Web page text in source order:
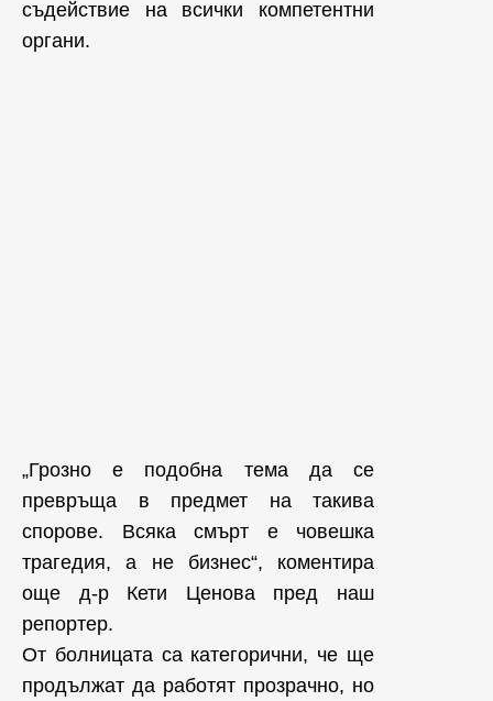
съдействие на всички компетентни
органи.
„Грозно е подобна тема да се
превръща в предмет на такива
спорове. Всяка смърт е човешка
трагедия, а не бизнес“, коментира
още д-р Кети Ценова пред наш
репортер.
От болницата са категорични, че ще
продължат да работят прозрачно, но